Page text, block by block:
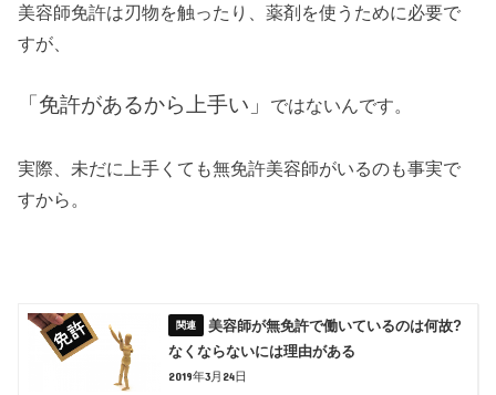
美容師免許は刃物を触ったり、薬剤を使うために必要で
すが、
「免許があるから上手い」 ではないんです。
実際、未だに上手くても無免許美容師がいるのも事実で
すから。
美容師が無免許で働いているのは何故?
なくならないには理由がある
2019年3月24日